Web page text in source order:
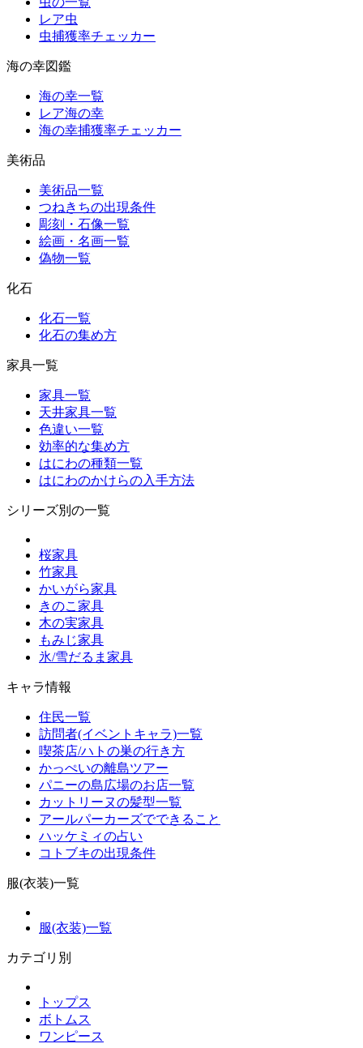
レア虫
虫捕獲率チェッカー
海の幸図鑑
海の幸一覧
レア海の幸
海の幸捕獲率チェッカー
美術品
美術品一覧
つねきちの出現条件
彫刻・石像一覧
絵画・名画一覧
偽物一覧
化石
化石一覧
化石の集め方
家具一覧
家具一覧
天井家具一覧
色違い一覧
効率的な集め方
はにわの種類一覧
はにわのかけらの入手方法
シリーズ別の一覧
桜家具
竹家具
かいがら家具
きのこ家具
木の実家具
もみじ家具
氷/雪だるま家具
キャラ情報
住民一覧
訪問者(イベントキャラ)一覧
喫茶店/ハトの巣の行き方
かっぺいの離島ツアー
パニーの島広場のお店一覧
カットリーヌの髪型一覧
アールパーカーズでできること
ハッケミィの占い
コトブキの出現条件
服(衣装)一覧
服(衣装)一覧
カテゴリ別
トップス
ボトムス
ワンピース